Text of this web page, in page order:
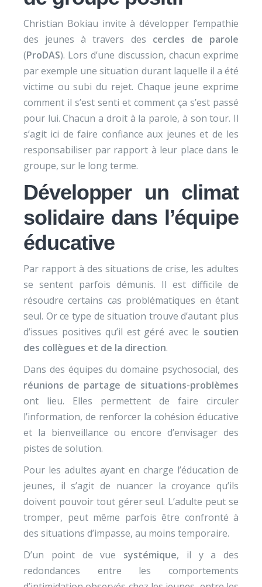
Christian Bokiau invite à développer l’empathie
des jeunes à travers des cercles de parole
(ProDAS). Lors d’une discussion, chacun exprime
par exemple une situation durant laquelle il a été
victime ou subi du rejet. Chaque jeune exprime
comment il s’est senti et comment ça s’est passé
pour lui. Chacun a droit à la parole, à son tour. Il
s’agit ici de faire confiance aux jeunes et de les
responsabiliser par rapport à leur place dans le
groupe, sur le long terme.
Développer un climat
solidaire dans l’équipe
éducative
Par rapport à des situations de crise, les adultes
se sentent parfois démunis. Il est difficile de
résoudre certains cas problématiques en étant
seul. Or ce type de situation trouve d’autant plus
d’issues positives qu’il est géré avec le soutien
des collègues et de la direction.
Dans des équipes du domaine psychosocial, des
réunions de partage de situations-problèmes
ont lieu. Elles permettent de faire circuler
l’information, de renforcer la cohésion éducative
et la bienveillance ou encore d’envisager des
pistes de solution.
Pour les adultes ayant en charge l’éducation de
jeunes, il s’agit de nuancer la croyance qu’ils
doivent pouvoir tout gérer seul. L’adulte peut se
tromper, peut même parfois être confronté à
des situations d’impasse, au moins temporaire.
D’un point de vue systémique, il y a des
redondances entre les comportements